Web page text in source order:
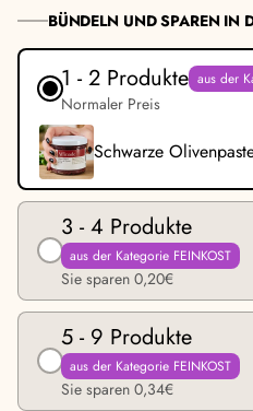
BÜNDELN UND SPAREN IN
1 - 2 Produkte aus der
Normaler Preis
Schwarze
3 - 4 Produkte
aus der Kategorie FEINKOST
Sie sparen 0,20€
5 - 9 Produkte
aus der Kategorie FEINKOST
Sie sparen 0,34€